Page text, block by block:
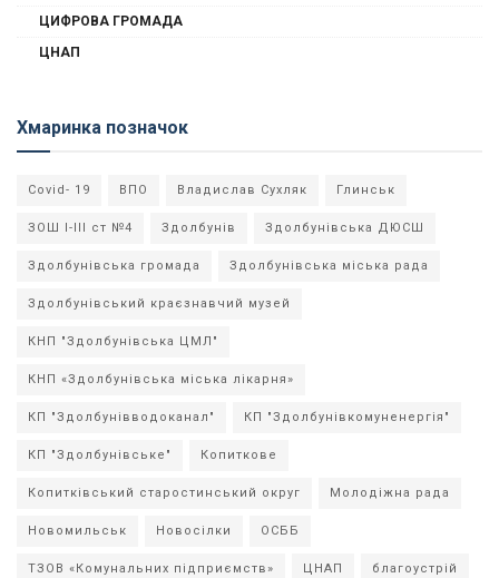
ЦИФРОВА ГРОМАДА
ЦНАП
Хмаринка позначок
Covid- 19 ВПО Владислав Сухляк Глинськ
ЗОШ І-ІІІ ст №4 Здолбунів Здолбунівська ДЮСШ
Здолбунівська громада Здолбунівська міська рада
Здолбунівський краєзнавчий музей
КНП "Здолбунівська ЦМЛ"
КНП «Здолбунівська міська лікарня»
КП "Здолбунівводоканал" КП "Здолбунівкомуненергія"
КП "Здолбунівське" Копиткове
Копитківський старостинський округ Молодіжна рада
Новомильськ Новосілки ОСББ
ТЗОВ «Комунальних підприємств» ЦНАП благоустрій